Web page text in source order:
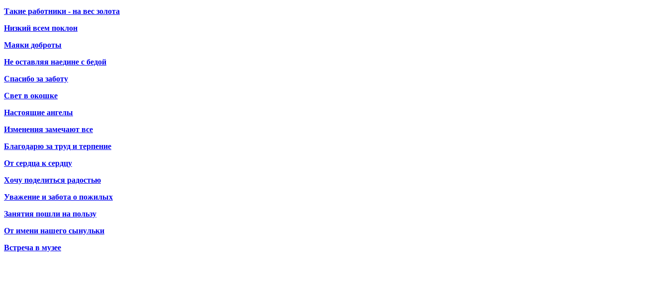
Такие работники - на вес золота
Низкий всем поклон
Маяки доброты
Не оставляя наедине с бедой
Спасибо за заботу
Свет в окошке
Настоящие ангелы
Изменения замечают все
Благодарю за труд и терпение
От сердца к сердцу
Хочу поделиться радостью
Уважение и забота о пожилых
Занятия пошли на пользу
От имени нашего сынульки
Встреча в музее